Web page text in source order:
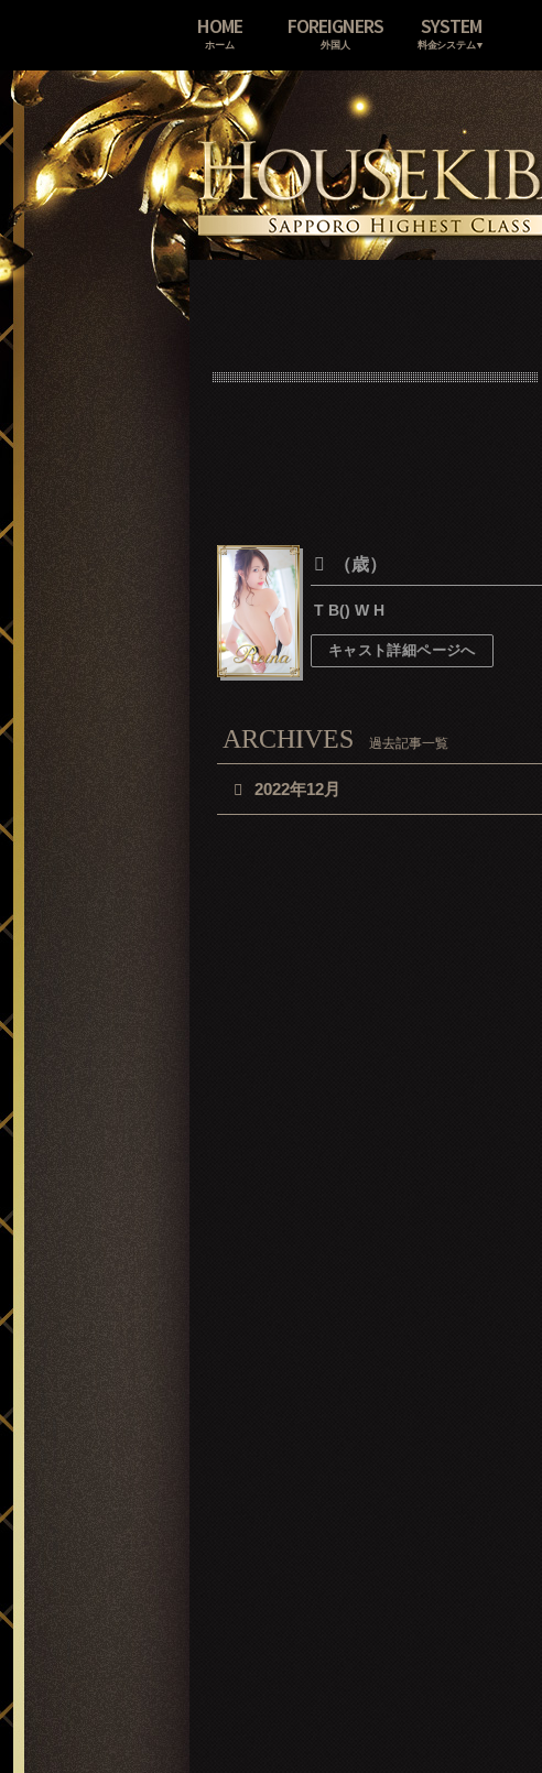
HOME
ホーム
FOREIGNERS
外国人
SYSTEM
料金システム▼
（歳）
T B() W H
キャスト詳細ページへ
ARCHIVES 過去記事一覧
2022年12月